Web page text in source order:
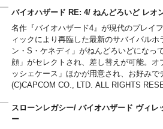
バイオハザード RE: 4/ ねんどろいど レ
名作『バイオハザード4』が現代のプレイ
ィックにより再臨した最新のサバイバル
ン・S・ケネディ」がねんどろいどになっ
顔」がセレクトされ、差し替えが可能。
ッシェケース」ほかが用意され、お好みで
(C)CAPCOM CO., LTD. ALL RIGHTS
スローンレガシー/ バイオハザード ヴィ
ー